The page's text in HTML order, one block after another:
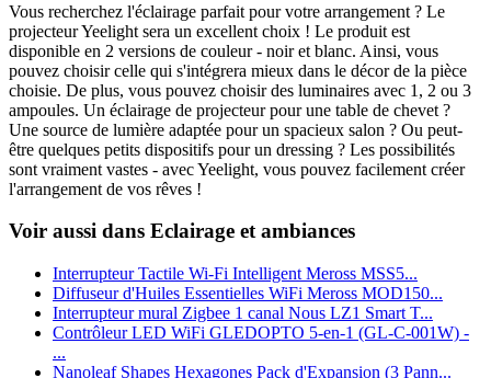
Vous recherchez l'éclairage parfait pour votre arrangement ? Le
projecteur Yeelight sera un excellent choix ! Le produit est
disponible en 2 versions de couleur - noir et blanc. Ainsi, vous
pouvez choisir celle qui s'intégrera mieux dans le décor de la pièce
choisie. De plus, vous pouvez choisir des luminaires avec 1, 2 ou 3
ampoules. Un éclairage de projecteur pour une table de chevet ?
Une source de lumière adaptée pour un spacieux salon ? Ou peut-
être quelques petits dispositifs pour un dressing ? Les possibilités
sont vraiment vastes - avec Yeelight, vous pouvez facilement créer
l'arrangement de vos rêves !
Voir aussi dans Eclairage et ambiances
Interrupteur Tactile Wi-Fi Intelligent Meross MSS5...
Diffuseur d'Huiles Essentielles WiFi Meross MOD150...
Interrupteur mural Zigbee 1 canal Nous LZ1 Smart T...
Contrôleur LED WiFi GLEDOPTO 5-en-1 (GL-C-001W) -
...
Nanoleaf Shapes Hexagones Pack d'Expansion (3 Pann...